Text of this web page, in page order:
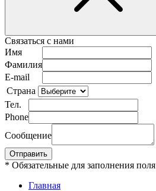
Связаться с нами
Имя
Фамилия
E-mail
Страна
Тел.
Phone
Сообщение
* Обязательные для заполнения поля
Главная